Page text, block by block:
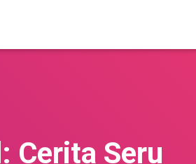
Cerita Seru